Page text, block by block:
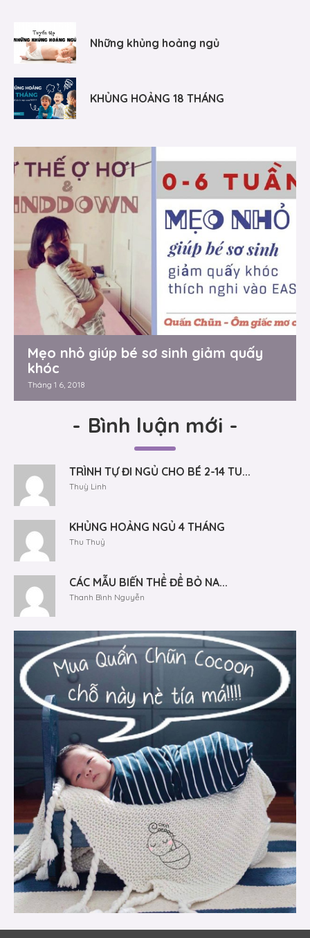
Những khủng hoảng ngủ
KHỦNG HOẢNG 18 THÁNG
Mẹo nhỏ giúp bé sơ sinh giảm quấy
khóc
Tháng 1 6, 2018
- Bình luận mới -
TRÌNH TỰ ĐI NGỦ CHO BÉ 2-14 TU...
Thuỳ Linh
KHỦNG HOẢNG NGỦ 4 THÁNG
Thu Thuỷ
CÁC MẪU BIẾN THỂ ĐỂ BỎ NA...
Thanh Bình Nguyễn